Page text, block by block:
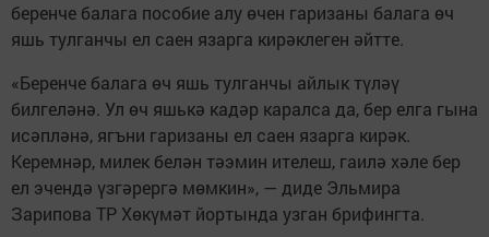
беренче балага пособие алу өчен гаризаны балага өч
яшь тулганчы ел саен язарга кирәклеген әйтте.
«Беренче балага өч яшь тулганчы айлык түләү
билгеләнә. Ул өч яшькә кадәр каралса да, бер елга гына
исәпләнә, ягъни гаризаны ел саен язарга кирәк.
Керемнәр, милек белән тәэмин ителеш, гаилә хәле бер
ел эчендә үзгәрергә мөмкин», — диде Эльмира
Зарипова ТР Хөкүмәт йортында узган брифингта.